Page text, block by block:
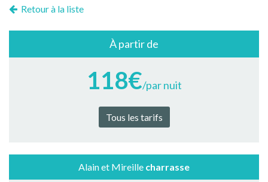
Retour à la liste
À partir de
118€/par nuit
Tous les tarifs
Alain et Mireille charrasse